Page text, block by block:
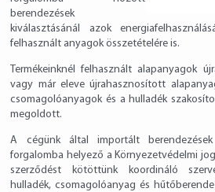
berendezések
kiválasztásánál azok
felhasznált anyagok összetételére is.
Termékeinknél felhasznált alapanyagok
vagy már eleve újrahasznosított
csomagolóanyagok és a hulladék
megoldott.
A cégünk által importált
forgalomba helyező a Környezetvédelmi
szerződést kötöttünk koordináló
hulladék, csomagolóanyag és